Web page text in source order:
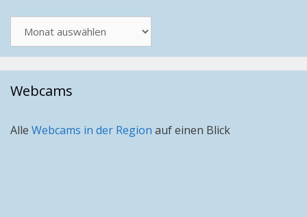
nach
Monat
Webcams
Alle Webcams in der Region auf einen Blick